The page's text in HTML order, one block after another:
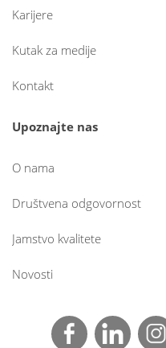
Karijere
Kutak za medije
Kontakt
Upoznajte nas
O nama
Društvena odgovornost
Jamstvo kvalitete
Novosti